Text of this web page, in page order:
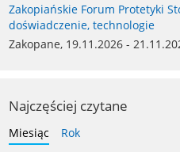
Zakopiańskie Forum Protetyki
doświadczenie, technologie
Zakopane, 19.11.2026 -
Najczęściej czytane
Miesiąc
Rok